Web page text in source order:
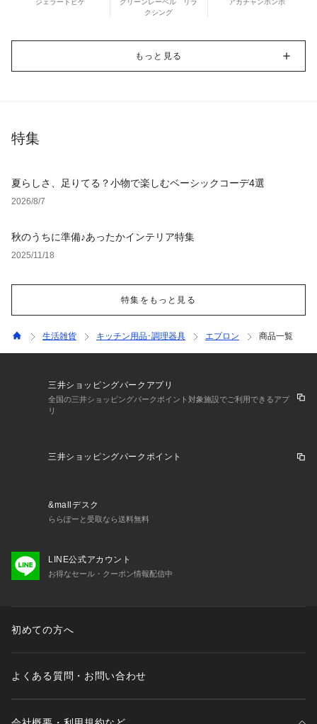
ジェラートピケ
グリーンレーベル リラ
クシング
アカチャンホンポ
もっと見る
特集
夏らしさ、足りてる？小物で楽しむベーシックコーデ4選
2026/8/7
秋のうちに準備♪あったかインテリア特集
2025/11/18
特集をもっと見る
生活雑貨 キッチン用品･調理器具 エプロン 商品一覧
三井ショッピングパークアプリ
全国の三井ショッピングパークポイント対象施設でご利用できるアプ
リ
三井ショッピングパークポイント
&mallデスク
ららぽーと受取なら送料無料
LINE公式アカウント
お得なセール・クーポン情報配信中
初めての方へ
よくある質問・お問い合わせ